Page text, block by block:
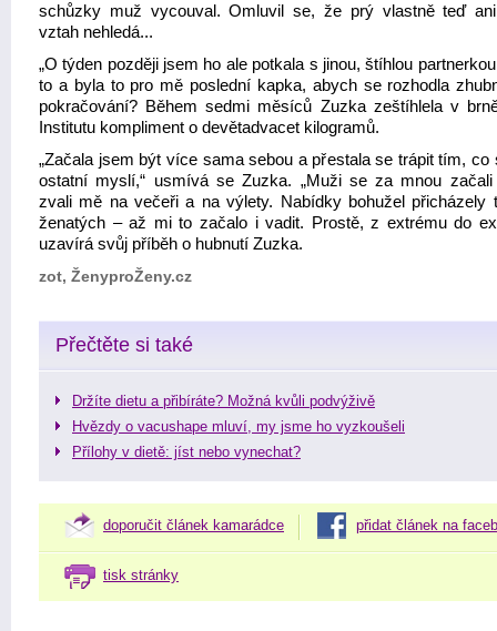
schůzky muž vycouval. Omluvil se, že prý vlastně teď
vztah nehledá...
„O týden později jsem ho ale potkala s jinou, štíhlou
to a byla to pro mě poslední kapka, abych se rozhodla
pokračování? Během sedmi měsíců Zuzka zeštíhlela v
Institutu kompliment o devětadvacet kilogramů.
„Začala jsem být více sama sebou a přestala se trápit tím, co
ostatní myslí,“ usmívá se Zuzka. „Muži se za mnou začali
zvali mě na večeři a na výlety. Nabídky bohužel přicházely
ženatých – až mi to začalo i vadit. Prostě, z extrému do
uzavírá svůj příběh o hubnutí Zuzka.
zot, ŽenyproŽeny.cz
Přečtěte si také
Držíte dietu a přibíráte? Možná kvůli podvýživě
Hvězdy o vacushape mluví, my jsme ho vyzkoušeli
Přílohy v dietě: jíst nebo vynechat?
doporučit článek kamarádce přidat článek na
tisk stránky